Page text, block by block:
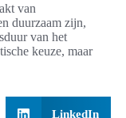
van
duurzaam zijn,
van het
keuze, maar
LinkedIn